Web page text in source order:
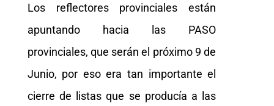
Los reflectores provinciales están
apuntando hacia las PASO
provinciales, que serán el próximo 9 de
Junio, por eso era tan importante el
cierre de listas que se producía a las